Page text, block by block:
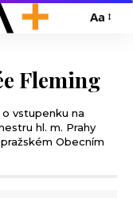
Aa
Fleming
vstupenku na
hl. m. Prahy
Obecním